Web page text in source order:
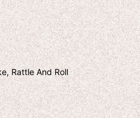
Rattle And Roll